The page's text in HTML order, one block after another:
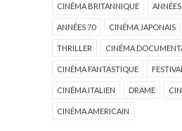
CINÉMA BRITANNIQUE
ANNÉES 70 CINÉMA JAPONAIS
THRILLER CINÉMA
CINÉMA FANTASTIQUE FESTIVAL
CINÉMA ITALIEN DRAME
CINÉMA AMERICAIN